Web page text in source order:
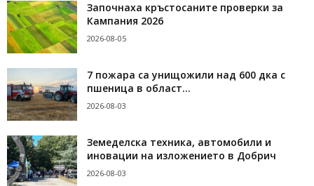
Започнаха кръстосаните проверки за
Кампания 2026
2026-08-05
7 пожара са унищожили над 600 дка с
пшеница в област...
2026-08-03
Земеделска техника, автомобили и
иновации на изложението в Добрич
2026-08-03